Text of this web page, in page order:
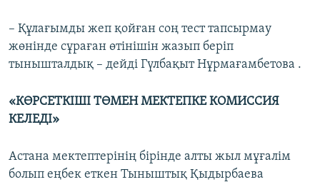
– Құлағымды жеп қойған соң тест тапсырмау
жөнінде сұраған өтінішін жазып беріп
тынышталдық – дейді Гүлбақыт Нұрмағамбетова .
«КӨРСЕТКІШІ ТӨМЕН МЕКТЕПКЕ КОМИССИЯ
КЕЛЕДІ»
Астана мектептерінің бірінде алты жыл мұғалім
болып еңбек еткен Тыныштық Қыдырбаева